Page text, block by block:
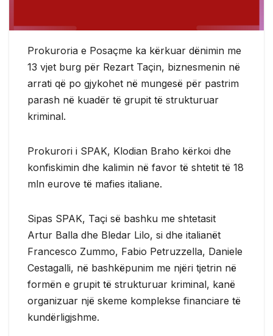
Prokuroria e Posaçme ka kërkuar dënimin me
13 vjet burg për Rezart Taçin, biznesmenin në
arrati që po gjykohet në mungesë për pastrim
parash në kuadër të grupit të strukturuar
kriminal.
Prokurori i SPAK, Klodian Braho kërkoi dhe
konfiskimin dhe kalimin në favor të shtetit të 18
mln eurove të mafies italiane.
Sipas SPAK, Taçi së bashku me shtetasit
Artur Balla dhe Bledar Lilo, si dhe italianët
Francesco Zummo, Fabio Petruzzella, Daniele
Cestagalli, në bashkëpunim me njëri tjetrin në
formën e grupit të strukturuar kriminal, kanë
organizuar një skeme komplekse financiare të
kundërligjshme.